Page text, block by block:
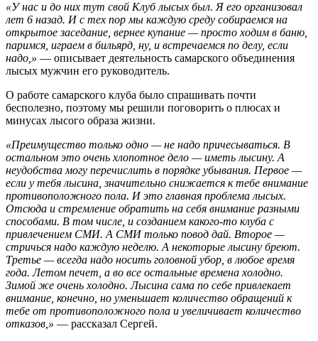
«У нас и до них тут свой Клуб лысых был. Я его организовал
лет 6 назад. И с тех пор мы каждую среду собираемся на
открытое заседание, вернее купание — просто ходим в баню,
паримся, играем в бильярд, ну, и встречаемся по делу, если
надо,» — описывает деятельность самарского объединения
лысых мужчин его руководитель.
О работе самарского клуба было спрашивать почти
бесполезно, поэтому мы решили поговорить о плюсах и
минусах лысого образа жизни.
«Преимущество только одно — не надо причесываться. В
остальном это очень хлопотное дело — иметь лысину. А
неудобства могу перечислить в порядке убывания. Первое —
если у тебя лысина, значительно снижается к тебе внимание
противоположного пола. И это главная проблема лысых.
Отсюда и стремление обратить на себя внимание разными
способами. В том числе, и созданием какого-то клуба с
привлечением СМИ. А СМИ только повод дай. Второе —
стричься надо каждую неделю. А некоторые лысину бреют.
Третье — всегда надо носить головной убор, в любое время
года. Летом печет, а во все остальные времена холодно.
Зимой же очень холодно. Лысина сама по себе привлекает
внимание, конечно, но уменьшает количество обращений к
тебе от противоположного пола и увеличивает количество
отказов,» — рассказал Сергей.